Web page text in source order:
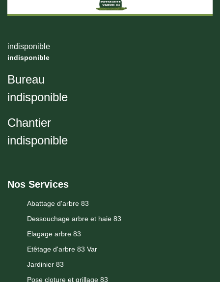
indisponible
indisponible
Bureau
indisponible
Chantier
indisponible
Nos Services
Abattage d'arbre 83
Dessouchage arbre et haie 83
Elagage arbre 83
Etêtage d'arbre 83 Var
Jardinier 83
Pose cloture et grillage 83